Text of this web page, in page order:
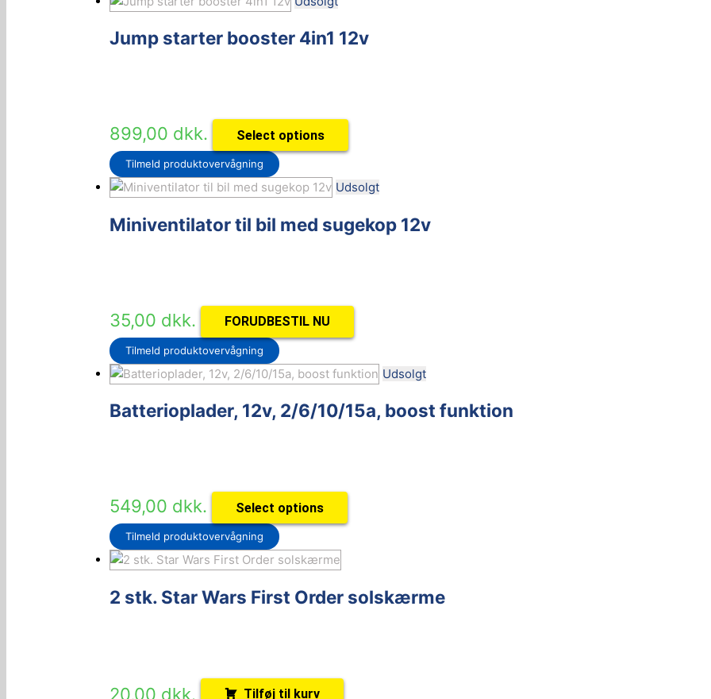
Jump starter booster 4in1 12v
899,00 dkk. Select options
Tilmeld produktovervågning
Udsolgt
Miniventilator til bil med sugekop 12v
35,00 dkk. FORUDBESTIL NU
Tilmeld produktovervågning
Udsolgt
Batterioplader, 12v, 2/6/10/15a, boost funktion
549,00 dkk. Select options
Tilmeld produktovervågning
2 stk. Star Wars First Order solskærme
20,00 dkk. Tilføj til kurv